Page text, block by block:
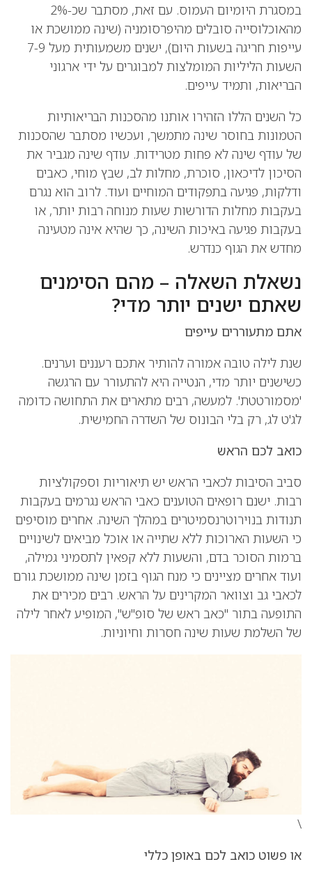
במסגרת היומיום העמוס. עם זאת, מסתבר שכ-2%
מהאוכלוסייה סובלים מהיפרסומניה (שינה ממושכת או
עייפות חריגה בשעות היום), ישנים משמעותית מעל 7-9
השעות הליליות המומלצות למבוגרים על ידי ארגוני
הבריאות, ותמיד עייפים.
כל השנים הללו הזהירו אותנו מהסכנות הבריאותיות
הטמונות בחוסר שינה מתמשך, ועכשיו מסתבר שהסכנות
של עודף שינה לא פחות מטרידות. עודף שינה מגביר את
הסיכון לדיכאון, סוכרת, מחלות לב, שבץ מוחי, כאבים
ודלקות, פגיעה בתפקודים המוחיים ועוד. לרוב הוא נגרם
בעקבות מחלות הדורשות שעות מנוחה רבות יותר, או
בעקבות פגיעה באיכות השינה, כך שהיא אינה מטעינה
מחדש את הגוף כנדרש.
נשאלת השאלה – מהם הסימנים
שאתם ישנים יותר מדי?
אתם מתעוררים עייפים
שנת לילה טובה אמורה להותיר אתכם רעננים וערנים.
כשישנים יותר מדי, הנטייה היא להתעורר עם הרגשה
'מסמורטטת'. למעשה, רבים מתארים את התחושה כדומה
לג'ט לג, רק בלי הבונוס של השדרה החמישית.
כואב לכם הראש
סביב הסיבות לכאבי הראש יש תיאוריות וספקולציות
רבות. ישנם רופאים הטוענים כאבי הראש נגרמים בעקבות
תנודות בנוירוטרנסמיטרים במהלך השינה. אחרים מוסיפים
כי השעות הארוכות ללא שתייה או אוכל מביאים לשינויים
ברמות הסוכר בדם, והשעות ללא קפאין לתסמיני גמילה,
ועוד אחרים מציינים כי מנח הגוף בזמן שינה ממושכת גורם
לכאבי גב וצוואר המקרינים על הראש. רבים מכירים את
התופעה בתור "כאב ראש של סופ"ש", המופיע לאחר לילה
של השלמת שעות שינה חסרות וחיוניות.
\
או פשוט כואב לכם באופן כללי